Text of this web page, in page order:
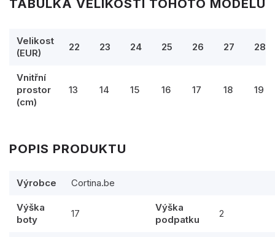
TABULKA VELIKOSTÍ TOHOTO MODELU
Velikost
(EUR)
22 23 24 25 26 27 28
Vnitřní
prostor
(cm)
13 14 15 16 17 18 19
POPIS PRODUKTU
Výrobce Cortina.be
Výška
boty
17
Výška
podpatku
2